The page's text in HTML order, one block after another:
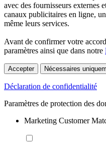
avec des fournisseurs externes
canaux publicitaires en ligne,
même leurs services.
Avant de confirmer votre
paramètres ainsi que dans notre
Accepter Nécessaires
Déclaration de confidentialité
Paramètres de protection des
Marketing Customer